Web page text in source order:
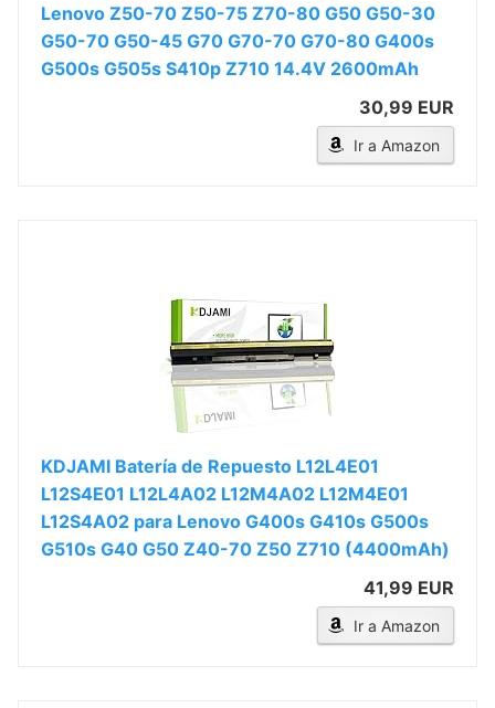
Lenovo Z50-70 Z50-75 Z70-80 G50 G50-30
G50-70 G50-45 G70 G70-70 G70-80 G400s
G500s G505s S410p Z710 14.4V 2600mAh
30,99 EUR
Ir a Amazon
KDJAMI Batería de Repuesto L12L4E01
L12S4E01 L12L4A02 L12M4A02 L12M4E01
L12S4A02 para Lenovo G400s G410s G500s
G510s G40 G50 Z40-70 Z50 Z710 (4400mAh)
41,99 EUR
Ir a Amazon